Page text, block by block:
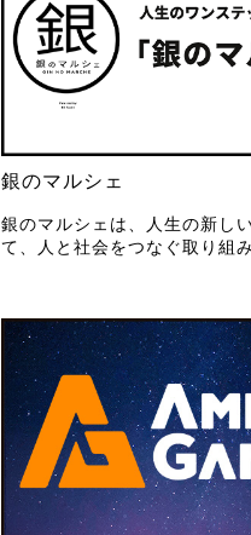
銀のマルシェ
銀のマルシェは、人生の新し
て、人と社会をつなぐ取り組み